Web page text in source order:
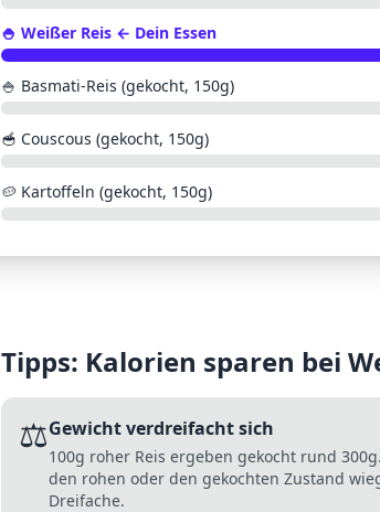
🍚 Weißer Reis ← Dein Essen
🍚 Basmati-Reis (gekocht, 150g)
🥣 Couscous (gekocht, 150g)
🥔 Kartoffeln (gekocht, 150g)
Tipps: Kalorien sparen bei
⚖️Gewicht verdreifacht sich
100g roher Reis ergeben gekocht rund
den rohen oder den gekochten Zustand
Dreifache.